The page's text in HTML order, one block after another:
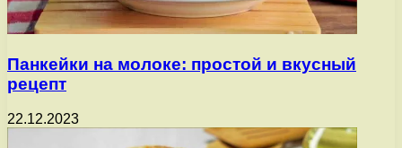
Панкейки на молоке: простой и вкусный
рецепт
22.12.2023